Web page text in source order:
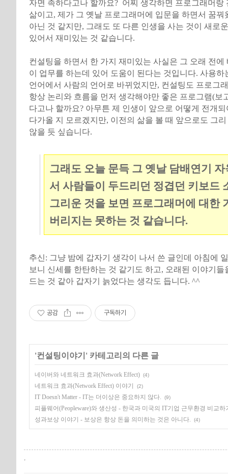
자면 족하다고나 할까요? 어찌 생각하면 프로그래머랑
삶이고, 제가 그 옛날 프로그래머에 입문을 하면서 꿈꿔
아닌 것 같지만, 그래도 또 다른 인생을 사는 것이 새로
있어서 재미있는 것 같습니다.
컨설팅을 하면서 한 가지 재미있는 사실은 그 오래 전에
이 업무를 하는데 있어 도움이 된다는 것입니다. 사용하
언어에서 사람의 언어로 바뀌었지만, 컨설팅도 프로그
항상 논리와 흐름을 먼저 생각해야만 좋은 프로그램(보
다고나 할까요? 아무튼 제 인생이 앞으로 어떻게 전개
다가올 지 모르겠지만, 이전의 삶을 볼 때 앞으로도 그
않을 듯 싶습니다.
그래도 오늘 문득 그 옛날 담배연기
서 사람들이 두드리던 정겹던 키보드
그리운 것을 보면 프로그래머에 대한
버리지는 못하는 것 같습니다.
추신: 그냥 밤에 갑자기 생각이 나서 쓴 글인데 아침에
보니 신세를 한탄하는 것 같기도 하고, 오래된 이야기들
드는 것 같아 갑자기 늙었다는 생각도 듭니다. ^^
공감 구독하기
'컨설팅이야기 ' 카테고리의 다른 글
네이버와 네트워크 효과(Network Effect) (4)
네트워크 효과(Network Effect) 이야기 (2)
IT Doesn't Matter - IT는 더이상은 중요하지 않다. (9)
피플웨어(Peopleware)와 생산성 - 한국과 미국의 IT기업 근무환경 비교하
성과보상 이야기 - 보상은 항상 돈을 의미하는 것은 아니다.
(4)
,